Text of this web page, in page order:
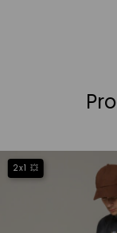
2x1 💥